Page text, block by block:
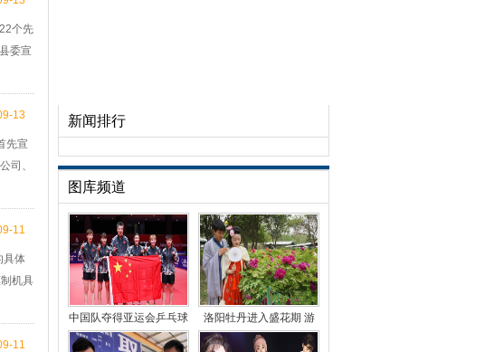
个先
委宣
13
先宣
司、
11
具体
机具
11
新闻排行
图库频道
中国队夺得亚运会乒乓球
女团冠军
洛阳牡丹进入盛花期 游
客徜徉花海